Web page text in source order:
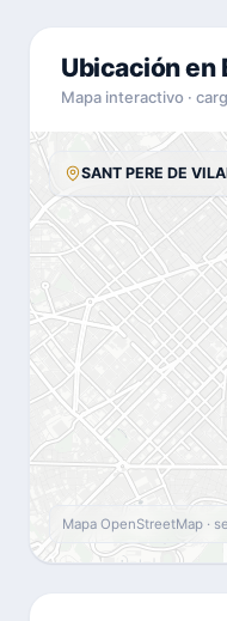
Ubicación en
Mapa interactivo ·
SANT PERE DE
Mapa OpenStreetMap ·